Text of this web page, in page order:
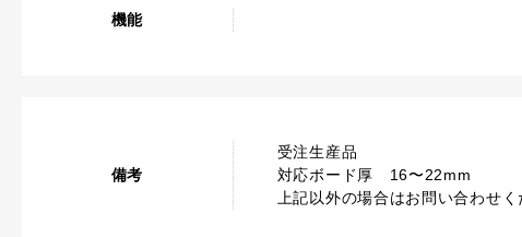
機能
備考
受注生産品
対応ボード厚 16〜22mm
上記以外の場合はお問い合わせ